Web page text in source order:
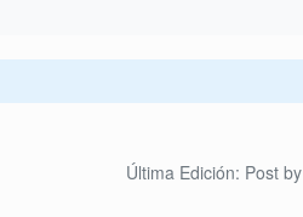
Última Edición: Post by